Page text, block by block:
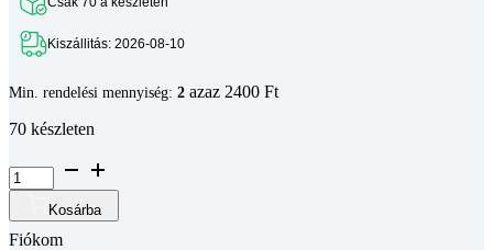
Kiszállitás: 2026-08-10
Min. rendelési mennyiség: 2 azaz 2400 Ft
70 készleten
LM20UU
lineáris
csapágy
mennyiség
Kosárba
Fiókom